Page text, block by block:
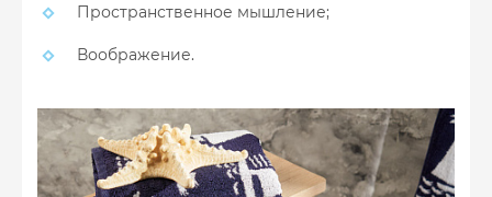
Пространственное мышление;
Воображение.